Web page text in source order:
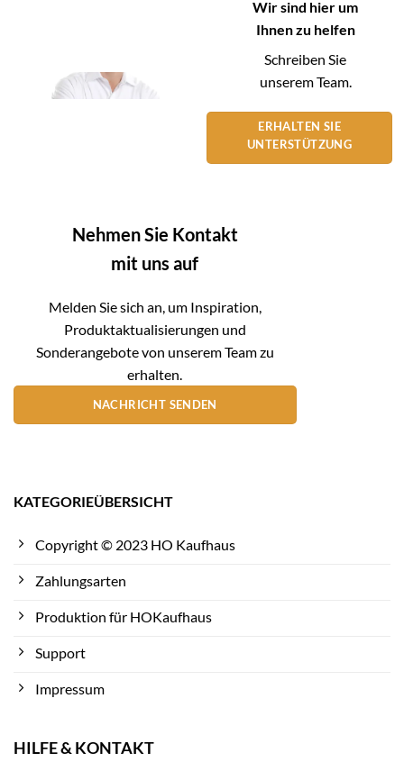
Wir sind hier um
Ihnen zu helfen
Schreiben Sie
unserem Team.
ERHALTEN SIE
UNTERSTÜTZUNG
Nehmen Sie Kontakt
mit uns auf
Melden Sie sich an, um Inspiration,
Produktaktualisierungen und
Sonderangebote von unserem Team zu
erhalten.
NACHRICHT SENDEN
KATEGORIEÜBERSICHT
Copyright © 2023 HO Kaufhaus
Zahlungsarten
Produktion für HOKaufhaus
Support
Impressum
HILFE & KONTAKT